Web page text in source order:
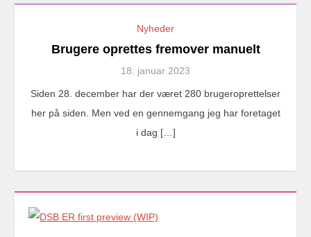
Nyheder
Brugere oprettes fremover manuelt
18. januar 2023
Siden 28. december har der været 280 brugeroprettelser
her på siden. Men ved en gennemgang jeg har foretaget
i dag […]